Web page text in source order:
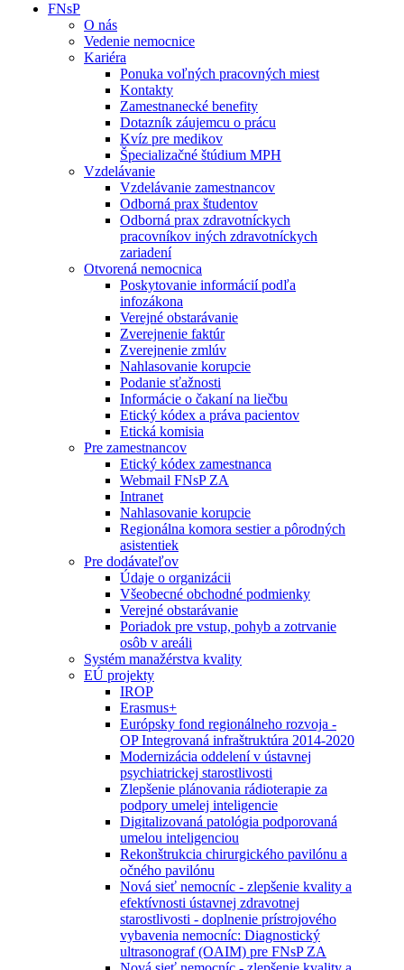
FNsP
O nás
Vedenie nemocnice
Kariéra
Ponuka voľných pracovných miest
Kontakty
Zamestnanecké benefity
Dotazník záujemcu o prácu
Kvíz pre medikov
Špecializačné štúdium MPH
Vzdelávanie
Vzdelávanie zamestnancov
Odborná prax študentov
Odborná prax zdravotníckych
pracovníkov iných zdravotníckych
zariadení
Otvorená nemocnica
Poskytovanie informácií podľa
infozákona
Verejné obstarávanie
Zverejnenie faktúr
Zverejnenie zmlúv
Nahlasovanie korupcie
Podanie sťažnosti
Informácie o čakaní na liečbu
Etický kódex a práva pacientov
Etická komisia
Pre zamestnancov
Etický kódex zamestnanca
Webmail FNsP ZA
Intranet
Nahlasovanie korupcie
Regionálna komora sestier a pôrodných
asistentiek
Pre dodávateľov
Údaje o organizácii
Všeobecné obchodné podmienky
Verejné obstarávanie
Poriadok pre vstup, pohyb a zotrvanie
osôb v areáli
Systém manažérstva kvality
EÚ projekty
IROP
Erasmus+
Európsky fond regionálneho rozvoja -
OP Integrovaná infraštruktúra 2014-2020
Modernizácia oddelení v ústavnej
psychiatrickej starostlivosti
Zlepšenie plánovania rádioterapie za
podpory umelej inteligencie
Digitalizovaná patológia podporovaná
umelou inteligenciou
Rekonštrukcia chirurgického pavilónu a
očného pavilónu
Nová sieť nemocníc - zlepšenie kvality a
efektívnosti ústavnej zdravotnej
starostlivosti - doplnenie prístrojového
vybavenia nemocníc: Diagnostický
ultrasonograf (OAIM) pre FNsP ZA